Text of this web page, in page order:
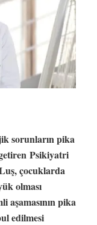
sorunların pika
Psikiyatri
çocuklarda
olması
aşamasının pika
edilmesi